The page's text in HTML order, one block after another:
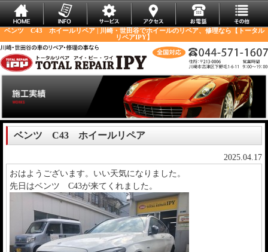
ベンツ C43 ホイールリペア | 川崎・世田谷でホイールのリペア、修理なら【トータル
リペアIPY】
ベンツ C43 ホイールリペア
2025.04.17
おはようございます。いい天気になりました。
先日はベンツ C43が来てくれました。